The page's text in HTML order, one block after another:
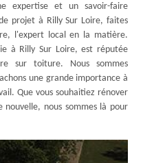
expertise et un savoir-faire
projet à Rilly Sur Loire, faites
l'expert local en la matière.
à Rilly Sur Loire, est réputée
sur toiture. Nous sommes
une grande importance à
Que vous souhaitiez rénover
nous sommes là pour